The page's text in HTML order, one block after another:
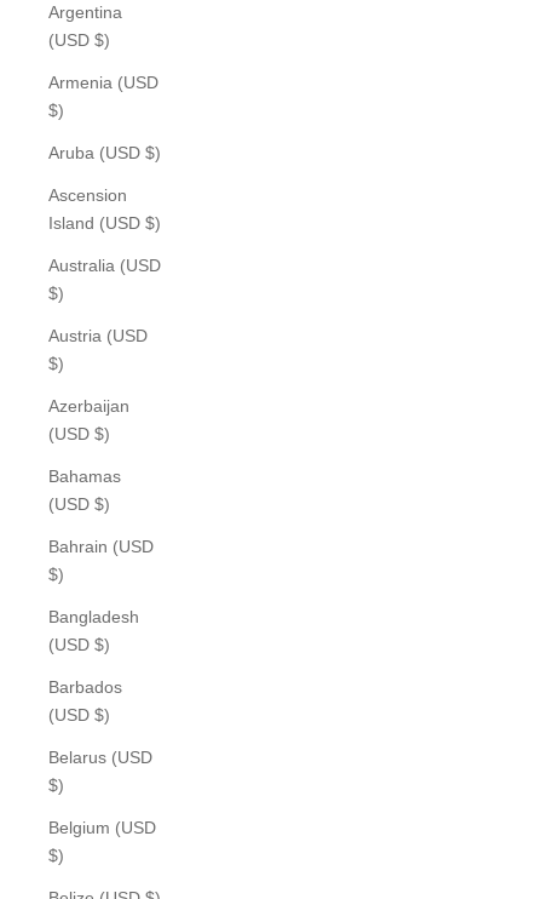
Argentina
(USD $)
Armenia (USD
$)
Aruba (USD $)
Ascension
Island (USD $)
Australia (USD
$)
Austria (USD
$)
Azerbaijan
(USD $)
Bahamas
(USD $)
Bahrain (USD
$)
Bangladesh
(USD $)
Barbados
(USD $)
Belarus (USD
$)
Belgium (USD
$)